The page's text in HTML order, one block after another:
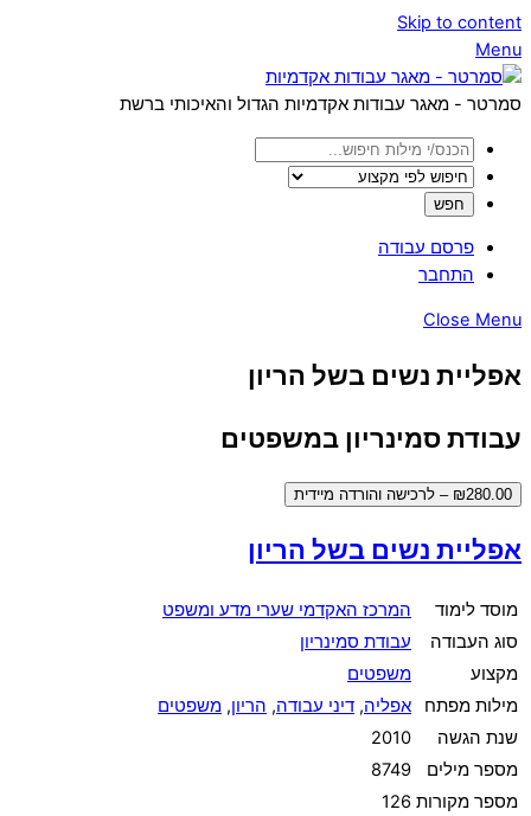
Skip to content
Menu
סמרטר - מאגר עבודות אקדמיות הגדול והאיכותי ברשת
פרסם עבודה
התחבר
Close Menu
אפליית נשים בשל הריון
עבודת סמינריון במשפטים
₪280.00 – לרכישה והורדה מיידית
אפליית נשים בשל הריון
מוסד לימוד
המרכז האקדמי שערי מדע ומשפט
סוג העבודה
עבודת סמינריון
מקצוע
משפטים
מילות מפתח
אפליה, דיני עבודה, הריון, משפטים
שנת הגשה
2010
מספר מילים
8749
מספר מקורות 126